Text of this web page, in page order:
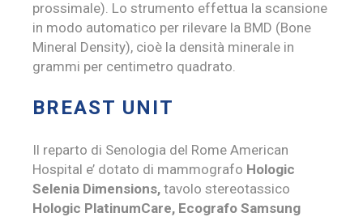
prossimale). Lo strumento effettua la scansione
in modo automatico per rilevare la BMD (Bone
Mineral Density), cioè la densità minerale in
grammi per centimetro quadrato.
BREAST UNIT
Il reparto di Senologia del Rome American
Hospital e’ dotato di mammografo Hologic
Selenia Dimensions, tavolo stereotassico
Hologic PlatinumCare, Ecografo Samsung